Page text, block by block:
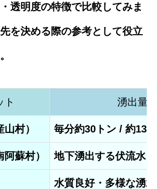
透明度の特徴で比較してみま
を決める際の参考として役立
ト 湧出量 /
村） 毎分約30トン / 約
蘇村） 地下湧出する伏流水
水質良好・多様な湧